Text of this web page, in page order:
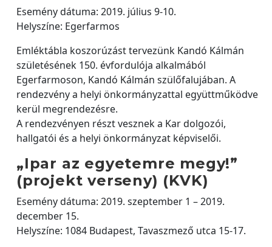
Esemény dátuma: 2019. július 9-10.
Helyszíne: Egerfarmos
Emléktábla koszorúzást tervezünk Kandó Kálmán
születésének 150. évfordulója alkalmából
Egerfarmoson, Kandó Kálmán szülőfalujában. A
rendezvény a helyi önkormányzattal együttműködve
kerül megrendezésre.
A rendezvényen részt vesznek a Kar dolgozói,
hallgatói és a helyi önkormányzat képviselői.
„Ipar az egyetemre megy!”
(projekt verseny) (KVK)
Esemény dátuma: 2019. szeptember 1 – 2019.
december 15.
Helyszíne: 1084 Budapest, Tavaszmező utca 15-17.